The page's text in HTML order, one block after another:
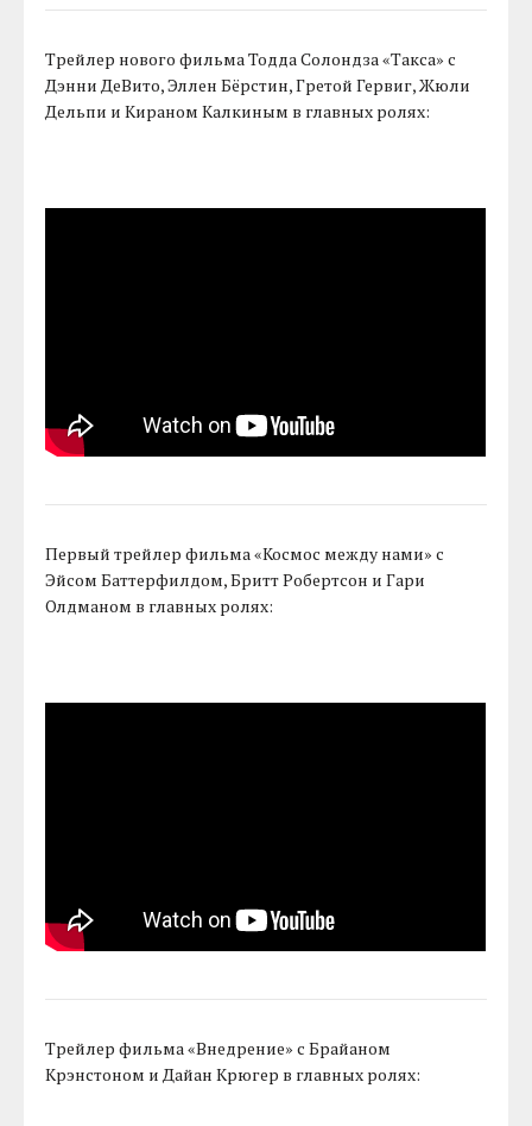
Трейлер нового фильма Тодда Солондза «Такса» с
Дэнни ДеВито, Эллен Бёрстин, Гретой Гервиг, Жюли
Дельпи и Кираном Калкиным в главных ролях:
Первый трейлер фильма «Космос между нами» с
Эйсом Баттерфилдом, Бритт Робертсон и Гари
Олдманом в главных ролях:
Трейлер фильма «Внедрение» с Брайаном
Крэнстоном и Дайан Крюгер в главных ролях: